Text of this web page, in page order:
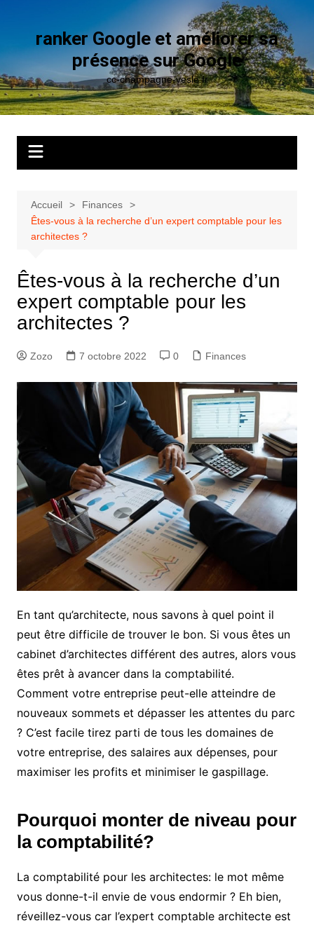
contenuranker Google et améliorer sa
présence sur Google
cc-champagne-vesle.fr
Accueil
Finances
Êtes-vous à la recherche d’un expert comptable pour les
architectes ?
Êtes-vous à la recherche d’un
expert comptable pour les
architectes ?
Zozo 7 octobre 2022 0 Finances
En tant qu’architecte, nous savons à quel point il
peut être difficile de trouver le bon. Si vous êtes un
cabinet d’architectes différent des autres, alors vous
êtes prêt à avancer dans la comptabilité.
Comment votre entreprise peut-elle atteindre de
nouveaux sommets et dépasser les attentes du parc
? C’est facile tirez parti de tous les domaines de
votre entreprise, des salaires aux dépenses, pour
maximiser les profits et minimiser le gaspillage.
Pourquoi monter de niveau pour
la comptabilité?
La comptabilité pour les architectes: le mot même
vous donne-t-il envie de vous endormir ? Eh bien,
réveillez-vous car l’expert comptable architecte est